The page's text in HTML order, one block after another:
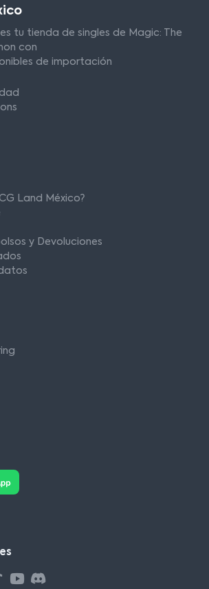
tu tienda de singles de Magic: The
con
de importación
Land México?
y Devoluciones